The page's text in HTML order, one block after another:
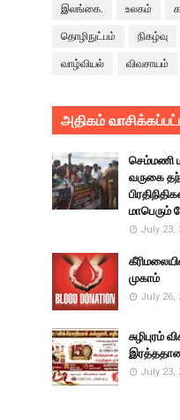
இலங்கை. உலகம்
தொழிநுட்பம் நிகழ்வு
வாழ்வியல் விவசாயம்
அதிகம்
செம்மணி
வருகை
மாபெரும்
July 23,
முகாம்
July 26,
சுழிபுரம்
இரத்ததான
July 23,